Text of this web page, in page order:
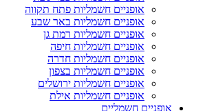
אופניים חשמליות פתח תקווה
אופניים חשמליות באר שבע
אופניים חשמליות רמת גן
אופניים חשמליות חיפה
אופניים חשמליות חדרה
אופניים חשמליות בצפון
אופניים חשמליות ירושלים
אופניים חשמליות אילת
אופניים חשמליים